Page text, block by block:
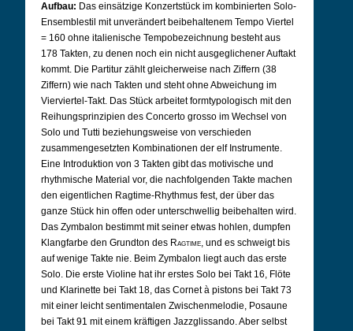
Aufbau: Das einsätzige Konzertstück im kombinierten Solo-
Ensemblestil mit unverändert beibehaltenem Tempo Viertel
= 160 ohne italienische Tempobezeichnung besteht aus
178 Takten, zu denen noch ein nicht ausgeglichener Auftakt
kommt. Die Partitur zählt gleicherweise nach Ziffern (38
Ziffern) wie nach Takten und steht ohne Abweichung im
Vierviertel-Takt. Das Stück arbeitet formtypologisch mit den
Reihungsprinzipien des Concerto grosso im Wechsel von
Solo und Tutti beziehungsweise von verschieden
zusammengesetzten Kombinationen der elf Instrumente.
Eine Introduktion von 3 Takten gibt das motivische und
rhythmische Material vor, die nachfolgenden Takte machen
den eigentlichen Ragtime-Rhythmus fest, der über das
ganze Stück hin offen oder unterschwellig beibehalten wird.
Das Zymbalon bestimmt mit seiner etwas hohlen, dumpfen
Klangfarbe den Grundton des Ragtime, und es schweigt bis
auf wenige Takte nie. Beim Zymbalon liegt auch das erste
Solo. Die erste Violine hat ihr erstes Solo bei Takt 16, Flöte
und Klarinette bei Takt 18, das Cornet à pistons bei Takt 73
mit einer leicht sentimentalen Zwischenmelodie, Posaune
bei Takt 91 mit einem kräftigen Jazzglissando. Aber selbst